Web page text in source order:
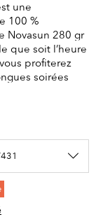
une
100 %
Novasun 280 gr
que soit l’heure
profiterez
soirées